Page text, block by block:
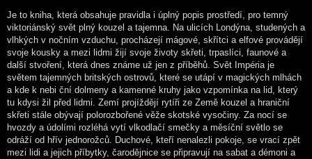
Je to kniha, která obsahuje pravidla i úplný popis prostředí, pro temný
viktoriánský svět plný kouzel a tajemna. Na ulicích Londýna, studených a
vlhkých v nočním vzduchu, procházejí mágové, skřítci a elfové provádějí
svoje kousky a mezi lidmi žijí svoje životy skřeti, trpaslíci, faunové a
další stvoření, která dnes známe už jen z příběhů. Svět Impéria je
světem tajemných britských ostrovů, které se utápí v magických mlhách
a kde k nebi ční dolmeny a kamenné kruhy jako vzpomínka na lid, který
tu kdysi žil před lidmi. Zemí projíždějí rytíři ze Země kouzel a hraniční
skřeti stále obývají polorozbořené věže skotské vysočiny. Za nocí se
hvozdy a údolími rozléhá vytí vlkodlačí smečky a měsíční světlo se
odráží od hřív jednorožců. Duchové, kteří nenalezli pokoje, se vrací zpět
mezi lidi a jejich příbytky, čarodějnice se připravují na sabat a démoni a